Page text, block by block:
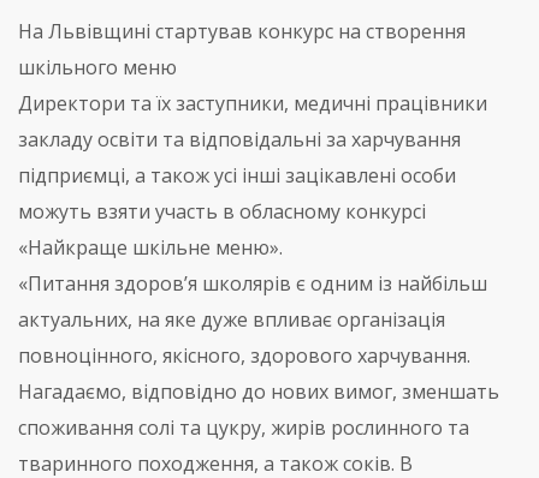
На Львівщині стартував конкурс на створення
шкільного меню
Директори та їх заступники, медичні працівники
закладу освіти та відповідальні за харчування
підприємці, а також усі інші зацікавлені особи
можуть взяти участь в обласному конкурсі
«Найкраще шкільне меню».
«Питання здоров’я школярів є одним із найбільш
актуальних, на яке дуже впливає організація
повноцінного, якісного, здорового харчування.
Нагадаємо, відповідно до нових вимог, зменшать
споживання солі та цукру, жирів рослинного та
тваринного походження, а також соків. В